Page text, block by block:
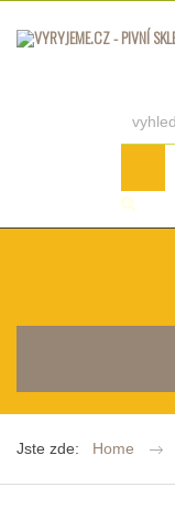
košík je prázdný
Jste zde:
Home